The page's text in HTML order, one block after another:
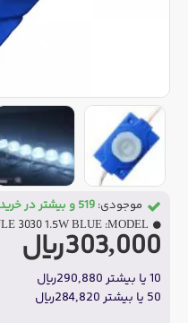
303,000ریال
10 یا بیشتر 290,880ریال
50 یا بیشتر 284,820ریال
موجودی: 519 و بیشتر در خرید عمده
MODEL:
3030 1.5W BLUE